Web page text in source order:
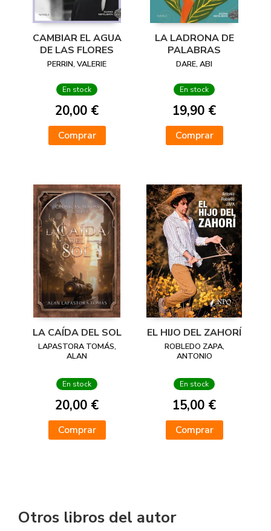
CAMBIAR EL AGUA
DE LAS FLORES
PERRIN, VALERIE
En stock
20,00 €
Comprar
LA LADRONA DE
PALABRAS
DARE, ABI
En stock
19,90 €
Comprar
LA CAÍDA DEL SOL
LAPASTORA TOMÁS,
ALAN
En stock
20,00 €
Comprar
EL HIJO DEL ZAHORÍ
ROBLEDO ZAPA,
ANTONIO
En stock
15,00 €
Comprar
Otros libros del autor